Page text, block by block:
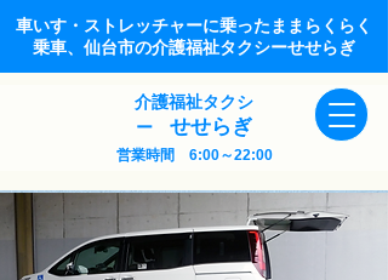
車いす・ストレッチャーに乗ったままらくらく
乗車、仙台市の介護福祉タクシーせせらぎ
介護福祉タクシ
ー せせらぎ
営業時間 6:00～22:00